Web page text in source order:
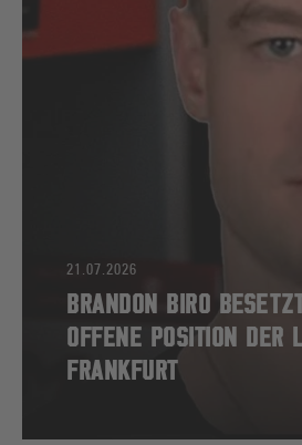
21.07.2026
BRANDON BIRO
OFFENE POSITION DER
FRANKFURT